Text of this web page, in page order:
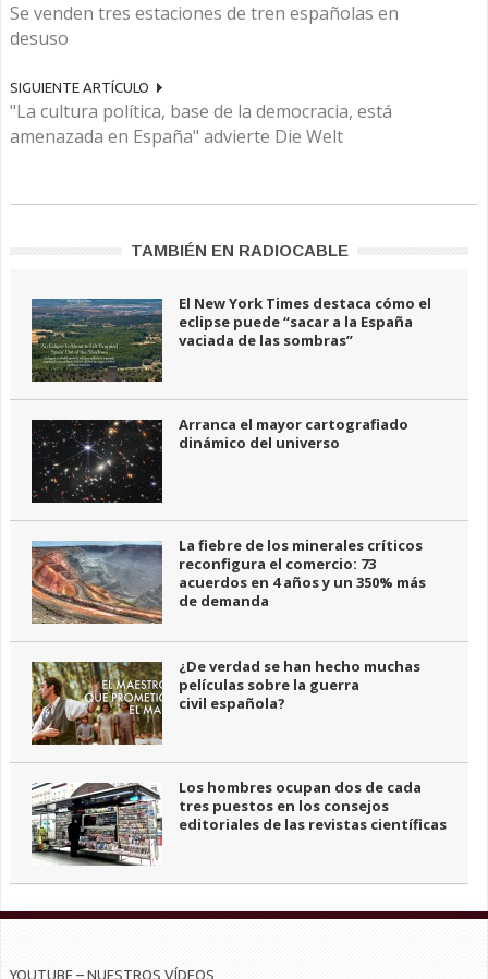
Se venden tres estaciones de tren españolas en
desuso
SIGUIENTE ARTÍCULO
"La cultura política, base de la democracia, está
amenazada en España" advierte Die Welt
TAMBIÉN EN RADIOCABLE
El New York Times destaca cómo el
eclipse puede “sacar a la España
vaciada de las sombras”
Arranca el mayor cartografiado
dinámico del universo
La fiebre de los minerales críticos
reconfigura el comercio: 73
acuerdos en 4 años y un 350% más
de demanda
¿De verdad se han hecho muchas
películas sobre la guerra
civil española?
Los hombres ocupan dos de cada
tres puestos en los consejos
editoriales de las revistas científicas
YOUTUBE – NUESTROS VÍDEOS